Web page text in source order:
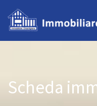
Scheda